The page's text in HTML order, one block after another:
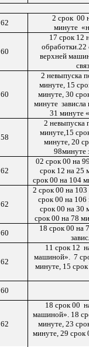
62
2 срок 00
минуте «
60
17 срок 12
обработки.22
верхней
60
2 невыпуска
минуте, 15
минуте, 30
минуте зависла
31 минуте
58
2 невыпуска
минуте,15
минуте, 20
98минуте
62
02 срок 00 на
срок 12 на 25
срок 00 на 104
62
2 срок 00 на
срок 00 на
срок 00 на 30
срок 00 на 78
60
18 срок 00 на
62
11 срок 12
машиной». 7
минуте, 15
60
62
18 срок 00
машиной». 18
минуте, 23
минуте, 29 срок